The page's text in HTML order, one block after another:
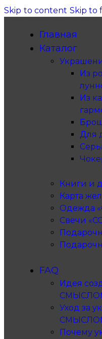
Skip to content Skip to
Главная
Каталог
Из
Из
Для
Книги и
Карта
Одежда
Свечи
FAQ
Идея
Уход за
Почему